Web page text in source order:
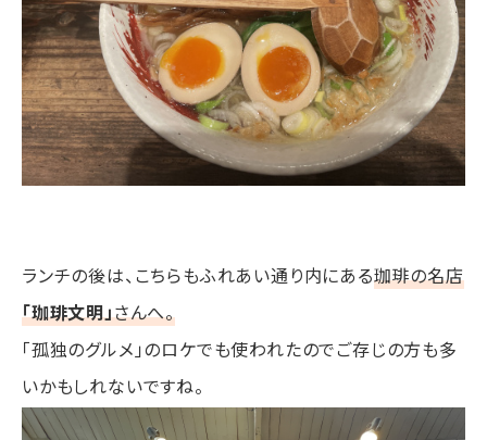
ランチの後は、こちらもふれあい通り内にある珈琲の名店
「珈琲文明」さんへ。
「孤独のグルメ」のロケでも使われたのでご存じの方も多
いかもしれないですね。